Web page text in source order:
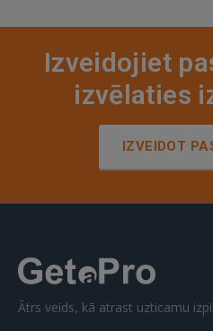
Izveidojiet
izvēlaties
IZVEIDOT
Ātrs veids, kā atrast uzticamu